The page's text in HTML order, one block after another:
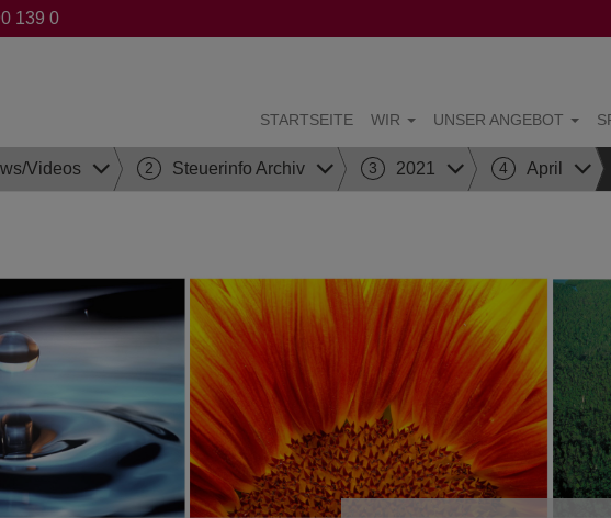
139 0
STARTSEITE WIR UNSER ANGEBOT
Videos 2 Steuerinfo Archiv 3 2021 4 April